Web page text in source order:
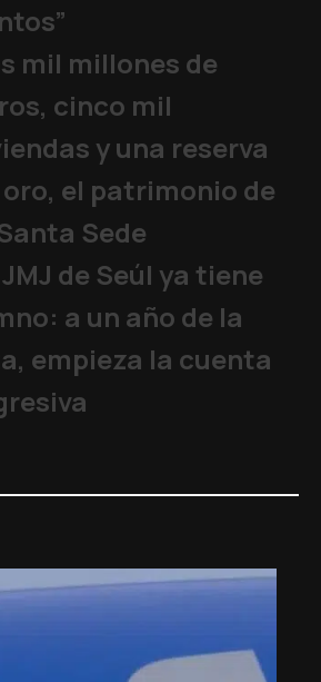
¿Por qué
Papa 08/08/2026
mil millones de
cinco mil
y una reserva
oro, el patrimonio de
Sede
de Seúl ya tiene
a un año de la
empieza la cuenta